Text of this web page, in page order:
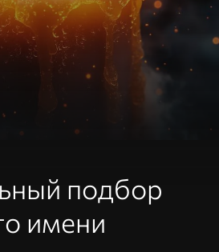
подбор
имени